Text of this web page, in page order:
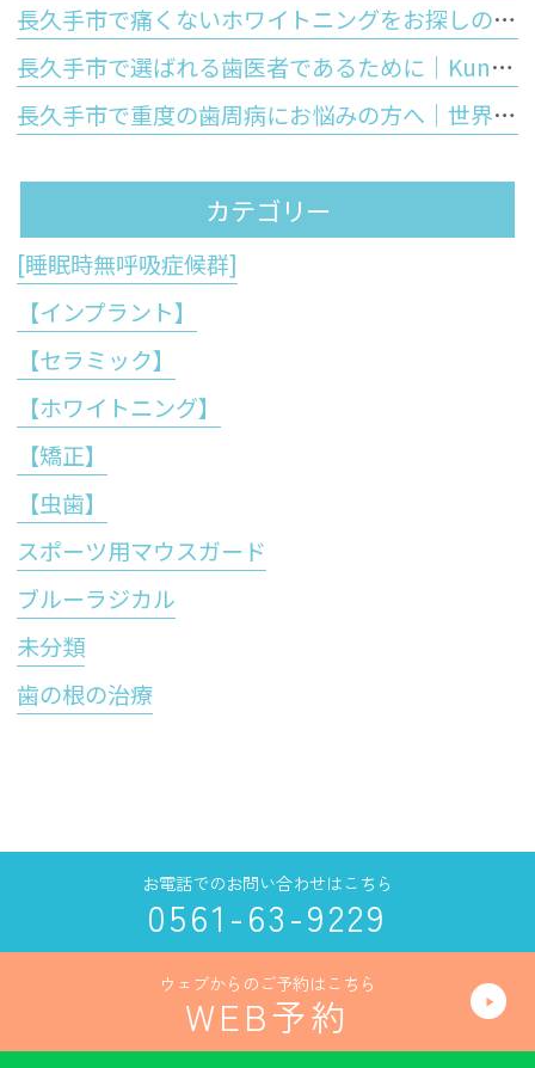
長久手市で痛くないホワイトニングをお探しの方へ｜しみないポリリン酸ホワイトニングの仕組みと5つのメリットを徹底解説
長久手市で選ばれる歯医者であるために｜Kuniデンタルクリニックが皆様に提供する「5つの強み」と最先端歯科医療
長久手市で重度の歯周病にお悩みの方へ｜世界初の技術「ブルーラジカル」が歯周病治療の常識を変える理由
カテゴリー
[睡眠時無呼吸症候群]
【インプラント】
【セラミック】
【ホワイトニング】
【矯正】
【虫歯】
スポーツ用マウスガード
ブルーラジカル
未分類
歯の根の治療
お電話でのお問い合わせはこちら
0561-63-9229
ウェブからのご予約はこちら
WEB予約